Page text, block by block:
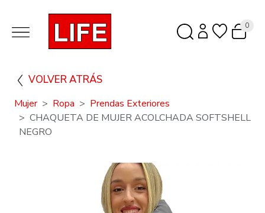
0
VOLVER ATRÁS
Mujer Ropa
Prendas Exteriores
CHAQUETA DE MUJER ACOLCHADA SOFTSHELL
NEGRO